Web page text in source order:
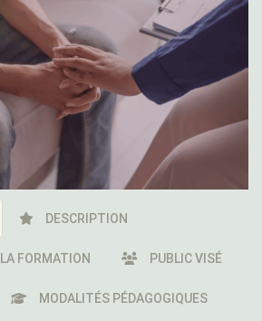
DESCRIPTION
FORMATION PUBLIC VISÉ
MODALITÉS PÉDAGOGIQUES